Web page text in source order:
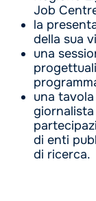
Job
la
della sua
una
una
di enti
di ricerca.